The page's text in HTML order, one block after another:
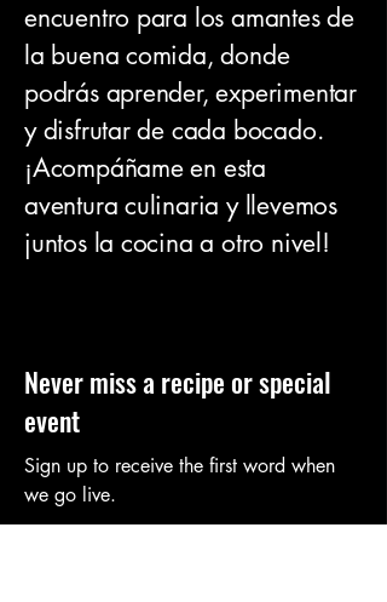
encuentro para los amantes de
la buena comida, donde
podrás aprender, experimentar
y disfrutar de cada bocado.
¡Acompáñame en esta
aventura culinaria y llevemos
juntos la cocina a otro nivel!
Never miss a recipe or special
event
Sign up to receive the first word when
we go live.